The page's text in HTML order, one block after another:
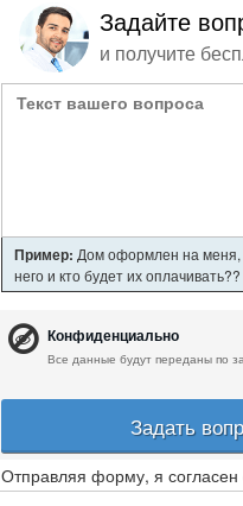
Задайте
и получите
Пример: Дом оформлен на меня,
него и кто будет их оплачивать??
Конфиденциально
Все данные будут переданы по
Задать
Отправляя форму, я согласен